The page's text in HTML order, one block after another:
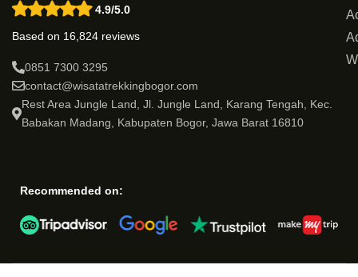
4.9/5.0
Based on 16,824 reviews
0851 7300 3295
contact@wisatatrekkingbogor.com
Rest Area Jungle Land, Jl. Jungle Land, Karang Tengah, Kec.
Babakan Madang, Kabupaten Bogor, Jawa Barat 16810
Recommended on: